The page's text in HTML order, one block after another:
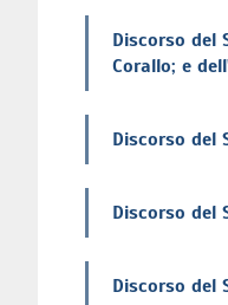
Discorso del
Corallo; e
Discorso del
Discorso del
Discorso del